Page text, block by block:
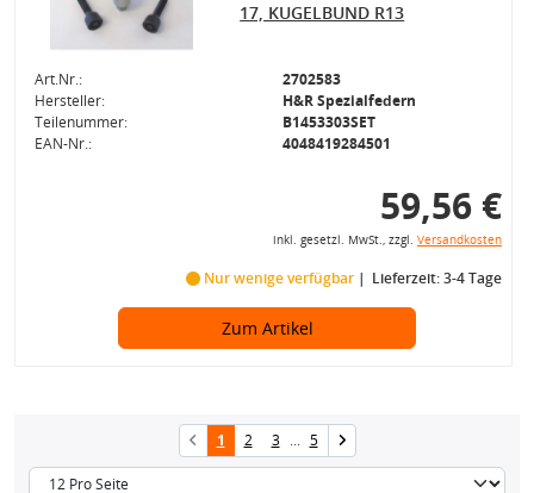
17, KUGELBUND R13
Art.Nr.:
2702583
Hersteller:
H&R Spezialfedern
Teilenummer:
B1453303SET
EAN-Nr.:
4048419284501
59,56 €
inkl. gesetzl. MwSt., zzgl. Versandkosten
Nur wenige verfügbar Lieferzeit: 3-4 Tage
Zum Artikel
1 2 3 ... 5